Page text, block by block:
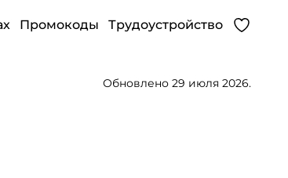
Промокоды Трудоустройство
Обновлено 29 июля 2026.